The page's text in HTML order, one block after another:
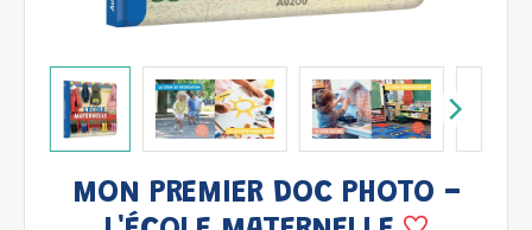
MON PREMIER DOC PHOTO -